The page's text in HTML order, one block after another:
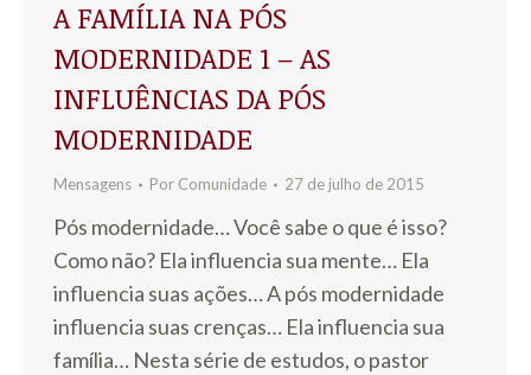
A FAMÍLIA NA PÓS
MODERNIDADE 1 – AS
INFLUÊNCIAS DA PÓS
MODERNIDADE
Mensagens Por Comunidade 27 de julho de 2015
Pós modernidade… Você sabe o que é isso?
Como não? Ela influencia sua mente… Ela
influencia suas ações… A pós modernidade
influencia suas crenças… Ela influencia sua
família… Nesta série de estudos, o pastor